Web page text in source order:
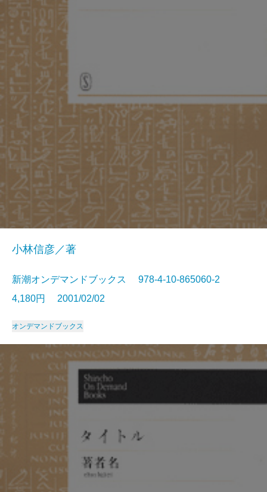
小林信彦／著
新潮オンデマンドブックス 978-4-10-865060-2
4,180円 2001/02/02
オンデマンドブックス